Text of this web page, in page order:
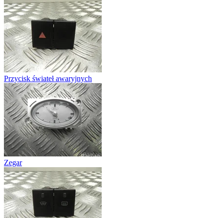
Przycisk świateł awaryjnych
Zegar